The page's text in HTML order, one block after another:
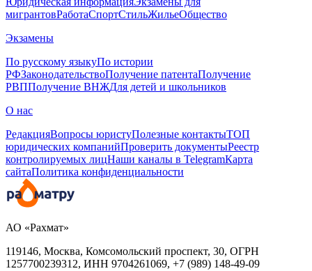
мигрантовРаботаСпортСтильЖильеОбщество
Экзамены
По русскому языкуПо истории
РФЗаконодательствоПолучение патентаПолучение
РВППолучение ВНЖДля детей и школьников
О нас
РедакцияВопросы юристуПолезные контактыТОП
юридических компанийПроверить документыРеестр
контролируемых лицНаши каналы в TelegramКарта
сайтаПолитика конфиденциальности
АО «Рахмат»
119146, Москва, Комсомольский проспект, 30, ОГРН
1257700239312, ИНН 9704261069, +7 (989) 148-49-09